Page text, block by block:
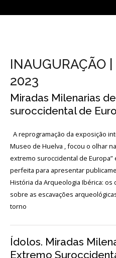
MUSEU
DE
ARQUEOLOGIA
Fundador
Regulamentos
Relatórios
Oficiais
Acordos
Protocolos
de
INAUGURAÇÃO |
2023
Miradas Milenarias
suroccidental de
A reprogramação da exposição
Museo de Huelva , focou o olhar
extremo suroccidental de
perfeita para apresentar
História da Arqueologia Ibérica:
sobre as escavações
torno
Ídolos. Miradas
Extremo